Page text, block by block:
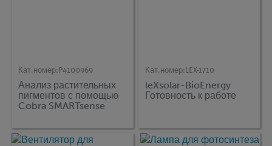
Кат.номер: P4100969
Анализ растительных
пигментов с помощью
Cobra SMARTsense
Кат.номер: LEX-1710
leXsolar-BioEnergy
Готовность к работе